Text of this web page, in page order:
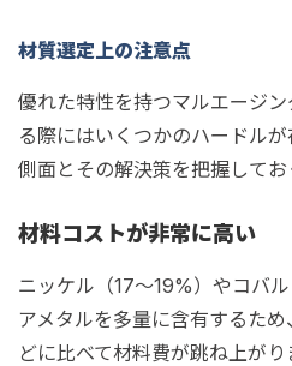
材質選定上の注意点
優れた特性を持つマルエージ
る際にはいくつかのハードル
側面とその解決策を把握してお
材料コストが非常に高い
ニッケル（17～19%）やコバ
アメタルを多量に含有するた
どに比べて材料費が跳ね上が